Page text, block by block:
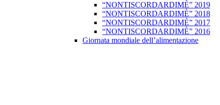
“NONTISCORDARDIMÈ” 2019
“NONTISCORDARDIMÈ” 2018
“NONTISCORDARDIMÈ” 2017
“NONTISCORDARDIMÈ” 2016
Giornata mondiale dell’alimentazione